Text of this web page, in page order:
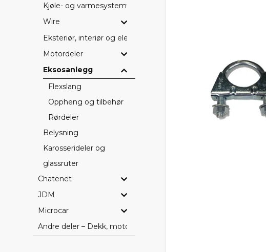
Kjøle- og varmesystem
Wire
Eksteriør, interiør og elektriske detaljer
Motordeler
Eksosanlegg
Flexslang
Oppheng og tilbehør
Rørdeler
Belysning
Karosserideler og
glassruter
Chatenet
JDM
Microcar
Andre deler – Dekk, motorer, batteri og bilpleie